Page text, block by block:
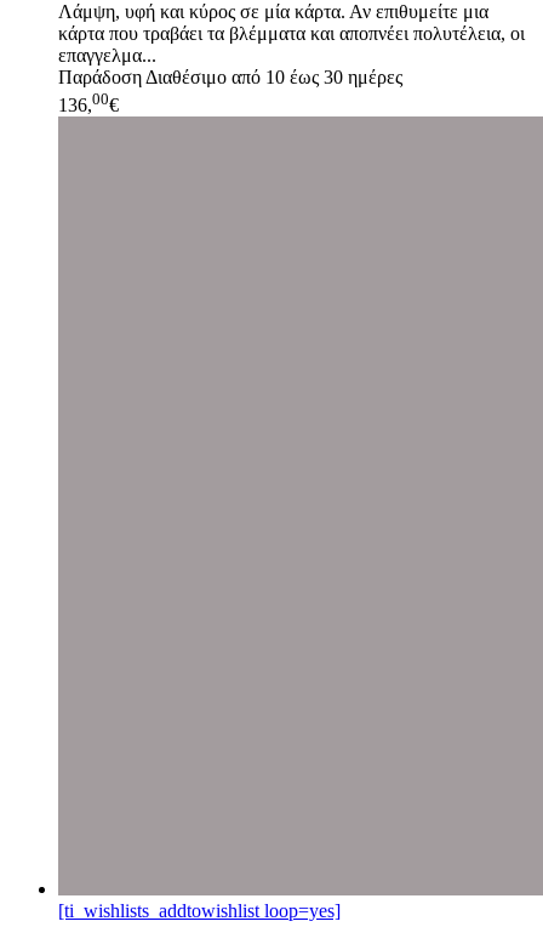
Λάμψη, υφή και κύρος σε μία κάρτα. Αν επιθυμείτε μια
κάρτα που τραβάει τα βλέμματα και αποπνέει πολυτέλεια, οι
επαγγελμα...
ΠαράδοσηΔιαθέσιμο από 10 έως 30 ημέρες
136,00€
[ti_wishlists_addtowishlist loop=yes]